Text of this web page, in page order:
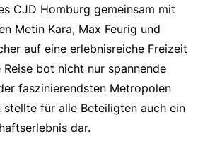
CJD Homburg gemeinsam mit
Metin Kara, Max Feurig und
auf eine erlebnisreiche Freizeit
Reise bot nicht nur spannende
faszinierendsten Metropolen
stellte für alle Beteiligten auch ein
dar.